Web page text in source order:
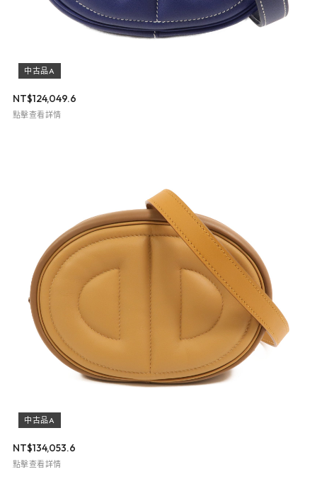
中古品A
NT$124,049.6
點擊查看詳情
中古品A
NT$134,053.6
點擊查看詳情